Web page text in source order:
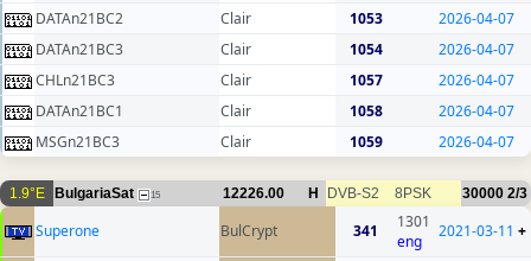
DATAn21BC2
Clair 1053
2026-04-07
DATAn21BC3
Clair 1054
2026-04-07
CHLn21BC3
Clair 1057
2026-04-07
DATAn21BC1
Clair 1058
2026-04-07
MSGn21BC3
Clair 1059 2026-04-07
1.9°E BulgariaSat 15 12226.00 H DVB-S2 8PSK 30000 2/3
Superone BulCrypt 341
1301
eng
2021-03-11 +